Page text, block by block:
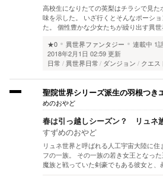
高校生になりたての英梨はチラシで見
味を示した。 いざ行くとそんなポーシ
た。 個性豊かな少女たちが繰り出す異
★0
異世界ファンタジー 連載中 1
2018年2月1日 02:59 更新
日常
異世界日常 ダンジョン クエス
聖院世界シリーズ派生の羽根つき
めのおやど
春は引っ越しシーズン？ リュネ
すずめのおやど
リュネ世界と呼ばれる人工宇宙大陸に
フの一族。 その一族の若き女王となっ
魔族と戦っていた剣豪でもある彼女と